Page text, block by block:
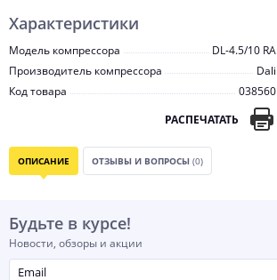
Характеристики
Модель компрессора
DL-4.5/10 RA
Производитель компрессора
Dali
Код товара
038560
РАСПЕЧАТАТЬ
ОПИСАНИЕ ОТЗЫВЫ И ВОПРОСЫ (0)
Будьте в курсе!
Новости, обзоры и акции